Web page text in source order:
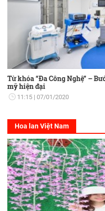
Từ khóa “Đa Công Nghệ” –
mỹ hiện đại
11:15 07/01/2020
Hoa lan Việt Nam